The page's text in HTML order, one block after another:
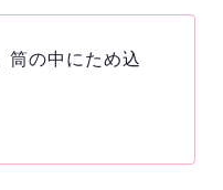
筒の中にため込